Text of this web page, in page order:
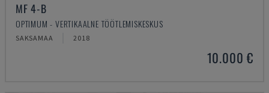
MF 4-B
OPTIMUM - VERTIKAALNE TÖÖTLEMISKESKUS
SAKSAMAA 2018
10.000 €